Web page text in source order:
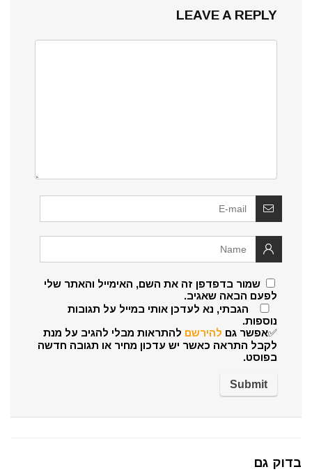
LEAVE A REPLY
שמור בדפדפן זה את השם, האימייל והאתר שלי
לפעם הבאה שאגיב.
הגבתי, נא לעדכן אותי במייל על תגובות
נוספות.
✅אפשר גם להירשם להתראות מבלי להגיב על מנת
לקבל התראה כאשר יש עדכון מחיר או תגובה חדשה
בפוסט.
בדוק גם